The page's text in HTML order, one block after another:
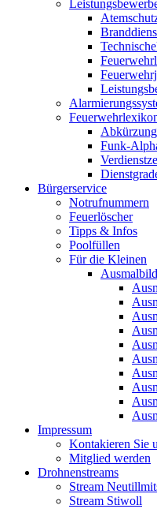
Funk-
Bürgerservice
Notrufnummern
Feuerlöscher
Tipps & Infos
Poolfüllen
Für die Kleinen
Impressum
Kontakieren Sie
Mitglied werden
Drohnenstreams
Stream
Stream Stiwoll